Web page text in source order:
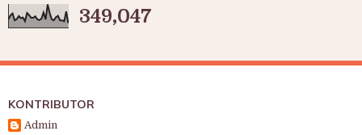
349,047
KONTRIBUTOR
Admin